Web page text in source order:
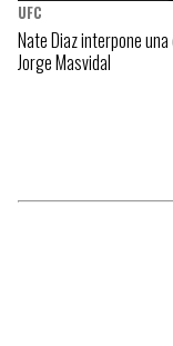
UFC
Nate Diaz interpone
Jorge Masvidal